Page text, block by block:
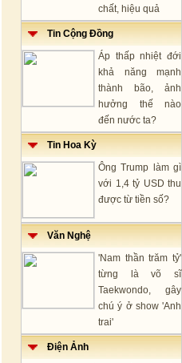
chất, hiệu quả
Tin Cộng Đồng
Áp thấp nhiệt đới
khả năng mạnh
thành bão, ảnh
hưởng thế nào
đến nước ta?
Tin Hoa Kỳ
Ông Trump làm gì
với 1,4 tỷ USD thu
được từ tiền số?
Văn Nghệ
'Nam thần trăm tỷ'
từng là võ sĩ
Taekwondo, gây
chú ý ở show 'Anh
trai'
Điện Ảnh